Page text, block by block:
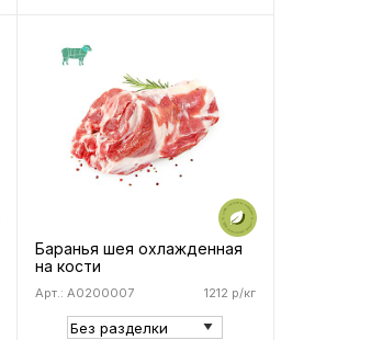
Баранья шея охлажденная
на кости
1212 р/кг
Арт.: A0200007